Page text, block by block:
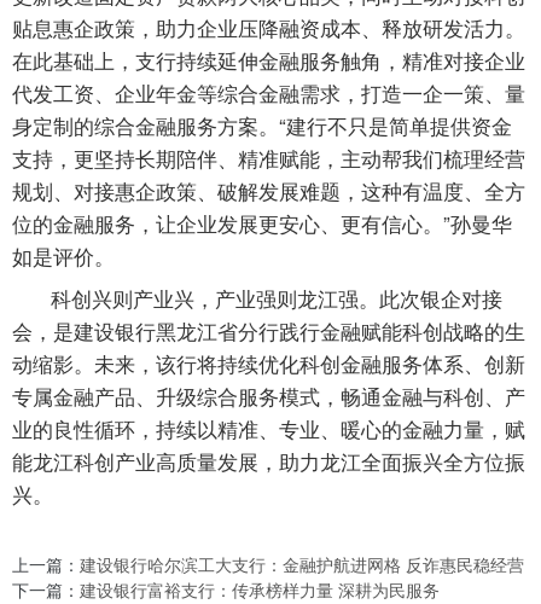
贴息惠企政策，助力企业压降融资成本、释放研发活力。
在此基础上，支行持续延伸金融服务触角，精准对接企业
代发工资、企业年金等综合金融需求，打造一企一策、量
身定制的综合金融服务方案。“建行不只是简单提供资金
支持，更坚持长期陪伴、精准赋能，主动帮我们梳理经营
规划、对接惠企政策、破解发展难题，这种有温度、全方
位的金融服务，让企业发展更安心、更有信心。”孙曼华
如是评价。
科创兴则产业兴，产业强则龙江强。此次银企对接
会，是建设银行黑龙江省分行践行金融赋能科创战略的生
动缩影。未来，该行将持续优化科创金融服务体系、创新
专属金融产品、升级综合服务模式，畅通金融与科创、产
业的良性循环，持续以精准、专业、暖心的金融力量，赋
能龙江科创产业高质量发展，助力龙江全面振兴全方位振
兴。
上一篇： 建设银行哈尔滨工大支行：金融护航进网格 反诈惠民稳经营
下一篇： 建设银行富裕支行：传承榜样力量 深耕为民服务